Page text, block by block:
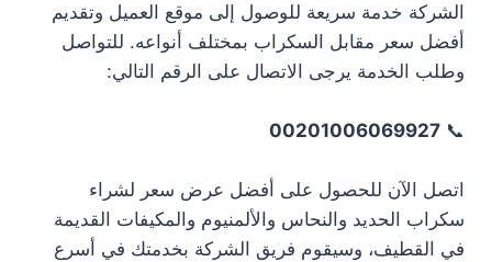
الشركة خدمة سريعة للوصول إلى موقع العميل وتقديم
أفضل سعر مقابل السكراب بمختلف أنواعه. للتواصل
وطلب الخدمة يرجى الاتصال على الرقم التالي:
📞
00201006069927
اتصل الآن للحصول على أفضل عرض سعر لشراء
سكراب الحديد والنحاس والألمنيوم والمكيفات القديمة
في القطيف، وسيقوم فريق الشركة بخدمتك في أسرع